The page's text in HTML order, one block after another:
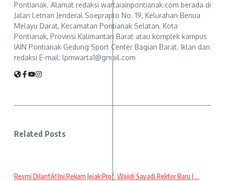
Pontianak. Alamat redaksi wartaiainpontianak.com berada di
Jalan Letnan Jenderal Soeprapto No. 19, Kelurahan Benua
Melayu Darat, Kecamatan Pontianak Selatan, Kota
Pontianak, Provinsi Kalimantan Barat atau komplek kampus
IAIN Pontianak Gedung Sport Center Bagian Barat. Iklan dan
redaksi E-mail: lpmwarta1@gmail.com
Related Posts
Resmi Dilantik! Ini Rekam Jejak Prof. Wajidi Sayadi Rektor Baru I ...